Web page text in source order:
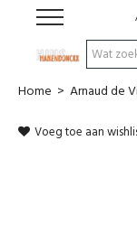
Wijnen
Home > Arnaud de
Voeg toe aan